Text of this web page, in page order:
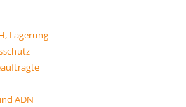
Lagerung
ADN